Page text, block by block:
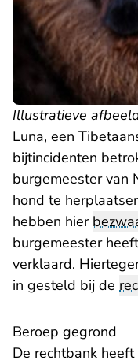
Illustratieve
Luna, een
bijtincidenten
burgemeester van
hond te
hebben hier
burgemeester
verklaard.
in gesteld bij de
Beroep gegrond
De rechtbank